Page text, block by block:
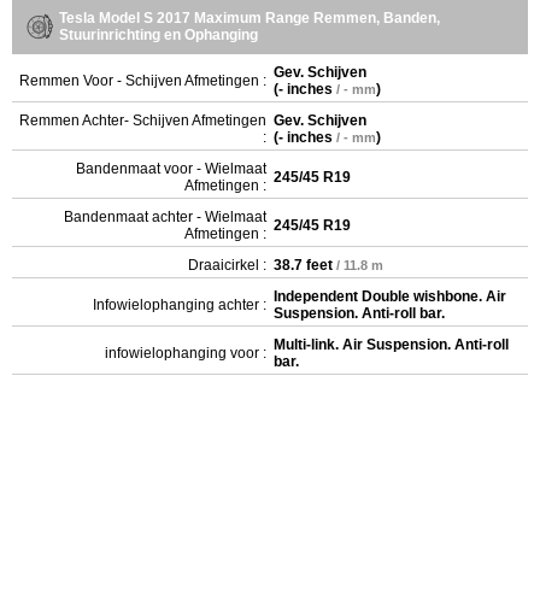
Tesla Model S 2017 Maximum Range Remmen, Banden,
Stuurinrichting en Ophanging
Remmen Voor - Schijven Afmetingen : Gev. Schijven
(- inches / - mm)
Remmen Achter- Schijven Afmetingen
:
Gev. Schijven
(- inches / - mm)
Bandenmaat voor - Wielmaat
Afmetingen : 245/45 R19
Bandenmaat achter - Wielmaat
Afmetingen : 245/45 R19
Draaicirkel : 38.7 feet / 11.8 m
Infowielophanging achter : Independent Double wishbone. Air
Suspension. Anti-roll bar.
infowielophanging voor : Multi-link. Air Suspension. Anti-roll
bar.